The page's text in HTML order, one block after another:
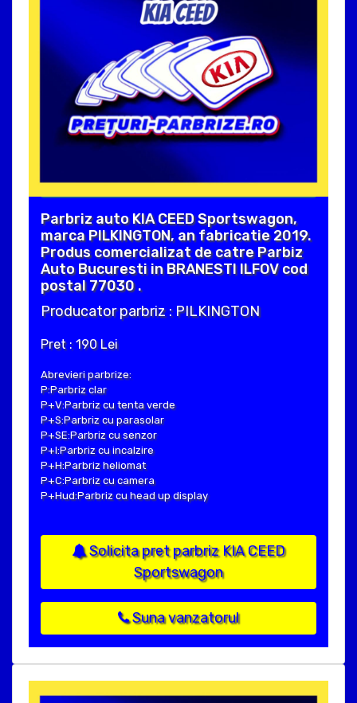
Parbriz auto KIA CEED Sportswagon,
marca PILKINGTON, an fabricatie 2019.
Produs comercializat de catre Parbiz
Auto Bucuresti in BRANESTI ILFOV cod
postal 77030 .
Producator parbriz : PILKINGTON
Pret : 190 Lei
Abrevieri parbrize:
P:Parbriz clar
P+V:Parbriz cu tenta verde
P+S:Parbriz cu parasolar
P+SE:Parbriz cu senzor
P+I:Parbriz cu incalzire
P+H:Parbriz heliomat
P+C:Parbriz cu camera
P+Hud:Parbriz cu head up display
Solicita pret parbriz KIA CEED
Sportswagon
Suna vanzatorul